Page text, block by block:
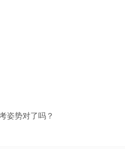
姿势对了吗？